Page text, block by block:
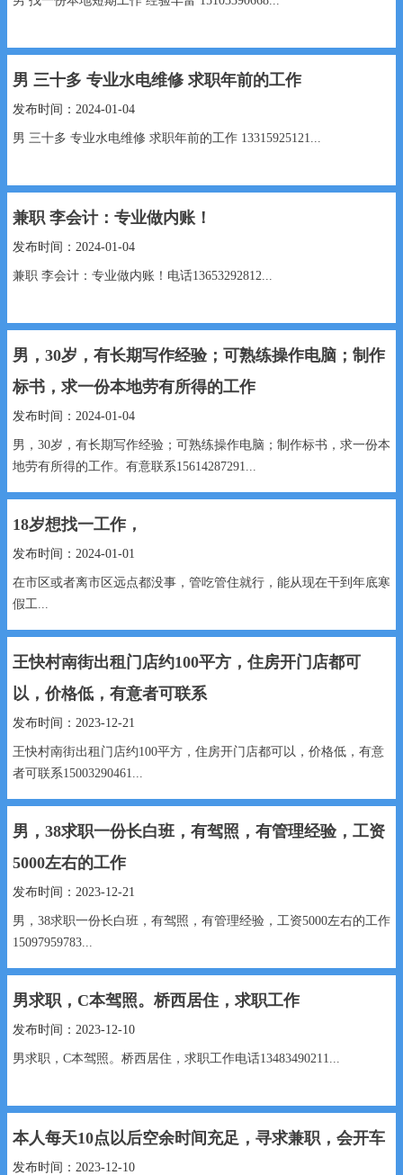
男 三十多 专业水电维修 求职年前的工作
发布时间：2024-01-04
男 三十多 专业水电维修 求职年前的工作 13315925121...
兼职 李会计：专业做内账！
发布时间：2024-01-04
兼职 李会计：专业做内账！电话13653292812...
男，30岁，有长期写作经验；可熟练操作电脑；制作
标书，求一份本地劳有所得的工作
发布时间：2024-01-04
男，30岁，有长期写作经验；可熟练操作电脑；制作标书，求一份本
地劳有所得的工作。有意联系15614287291...
18岁想找一工作，
发布时间：2024-01-01
在市区或者离市区远点都没事，管吃管住就行，能从现在干到年底寒
假工...
王快村南街出租门店约100平方，住房开门店都可
以，价格低，有意者可联系
发布时间：2023-12-21
王快村南街出租门店约100平方，住房开门店都可以，价格低，有意
者可联系15003290461...
男，38求职一份长白班，有驾照，有管理经验，工资
5000左右的工作
发布时间：2023-12-21
男，38求职一份长白班，有驾照，有管理经验，工资5000左右的工作
15097959783...
男求职，C本驾照。桥西居住，求职工作
发布时间：2023-12-10
男求职，C本驾照。桥西居住，求职工作电话13483490211...
本人每天10点以后空余时间充足，寻求兼职，会开车
发布时间：2023-12-10